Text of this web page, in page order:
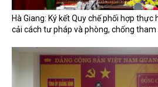
Hà Giang: Ký kết Quy chế phối hợp thực
cải cách tư pháp và phòng, chống